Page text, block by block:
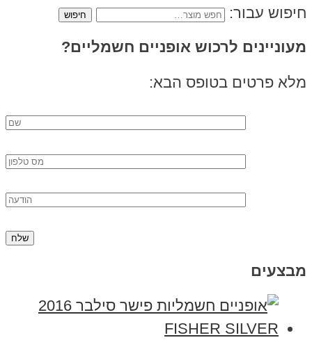
חיפוש עבור:
מעוניינים לרכוש אופניים חשמליים?
מלא פרטים בטופס הבא:
מבצעים